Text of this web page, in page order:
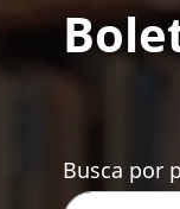
Busca por